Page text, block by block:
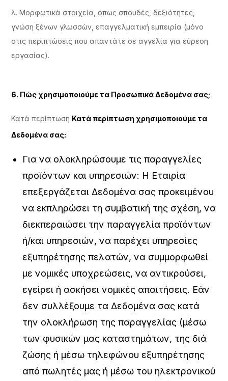
λ. Μορφωτικά στοιχεία, όπως σπουδές, δεξιότητες,
γνώση ξένων γλωσσών, επαγγελματική εμπειρία (μόνο
στις περιπτώσεις που απαντάτε σε αγγελία για εύρεση
εργασίας).
6. Πώς χρησιμοποιούμε τα Προσωπικά Δεδομένα σας;
Κατά περίπτωση Κατά περίπτωση χρησιμοποιούμε τα
Δεδομένα σας::
Για να ολοκληρώσουμε τις παραγγελίες
προϊόντων και υπηρεσιών: Η Εταιρία
επεξεργάζεται Δεδομένα σας προκειμένου
να εκπληρώσει τη συμβατική της σχέση, να
διεκπεραιώσει την παραγγελία προϊόντων
ή/και υπηρεσιών, να παρέχει υπηρεσίες
εξυπηρέτησης πελατών, να συμμορφωθεί
με νομικές υποχρεώσεις, να αντικρούσει,
εγείρει ή ασκήσει νομικές απαιτήσεις. Εάν
δεν συλλέξουμε τα Δεδομένα σας κατά
την ολοκλήρωση της παραγγελίας (μέσω
των φυσικών μας καταστημάτων, της διά
ζώσης ή μέσω τηλεφώνου εξυπηρέτησης
από πωλητές μας ή μέσω του ηλεκτρονικού